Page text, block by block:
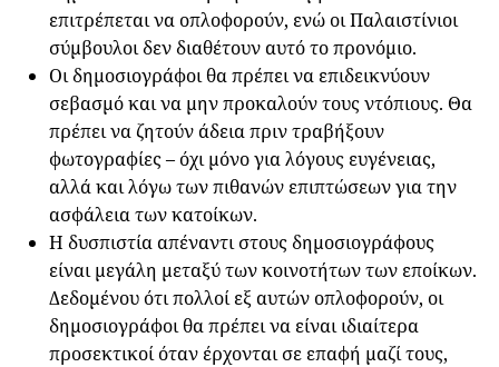
επιτρέπεται να οπλοφορούν, ενώ οι Παλαιστίνιοι
σύμβουλοι δεν διαθέτουν αυτό το προνόμιο.
Οι δημοσιογράφοι θα πρέπει να επιδεικνύουν
σεβασμό και να μην προκαλούν τους ντόπιους. Θα
πρέπει να ζητούν άδεια πριν τραβήξουν
φωτογραφίες – όχι μόνο για λόγους ευγένειας,
αλλά και λόγω των πιθανών επιπτώσεων για την
ασφάλεια των κατοίκων.
Η δυσπιστία απέναντι στους δημοσιογράφους
είναι μεγάλη μεταξύ των κοινοτήτων των εποίκων.
Δεδομένου ότι πολλοί εξ αυτών οπλοφορούν, οι
δημοσιογράφοι θα πρέπει να είναι ιδιαίτερα
προσεκτικοί όταν έρχονται σε επαφή μαζί τους,